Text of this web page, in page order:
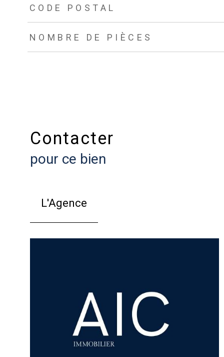
TRAD_ZEPHYR_Caracteristique
CODE POSTAL
NOMBRE DE PIÈCES
Contacter
pour ce bien
L'Agence